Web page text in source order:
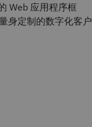
Web 应用程序框
身定制的数字化客户